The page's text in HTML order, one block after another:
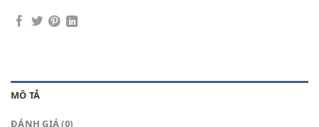
MÔ TẢ
ĐÁNH GIÁ (0)